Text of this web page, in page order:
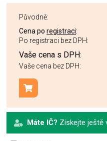
Původně:
Cena po registraci:
Po registraci bez DPH:
Vaše cena s DPH:
Vaše cena bez DPH:
Přidat do košíku
Máte IČ? Získejte ještě